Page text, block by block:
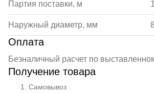
Партия поставки, м
Наружный диаметр, мм 8
Оплата
Безналичный расчет по
Получение товара
Самовывоз